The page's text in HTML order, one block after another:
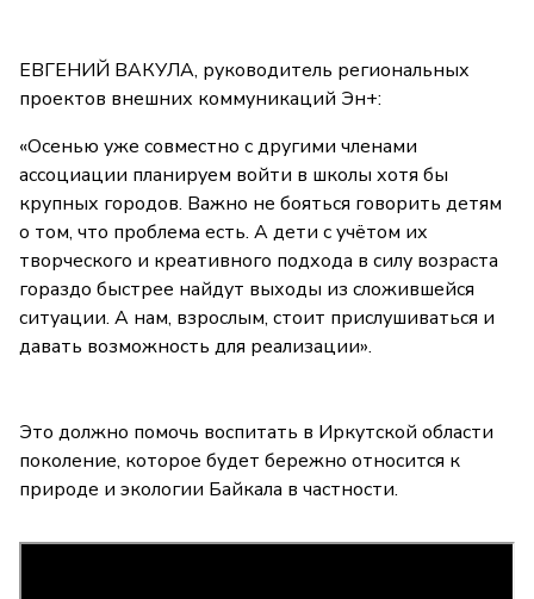
ЕВГЕНИЙ ВАКУЛА, руководитель региональных
проектов внешних коммуникаций Эн+:
«Осенью уже совместно с другими членами
ассоциации планируем войти в школы хотя бы
крупных городов. Важно не бояться говорить детям
о том, что проблема есть. А дети с учётом их
творческого и креативного подхода в силу возраста
гораздо быстрее найдут выходы из сложившейся
ситуации. А нам, взрослым, стоит прислушиваться и
давать возможность для реализации».
Это должно помочь воспитать в Иркутской области
поколение, которое будет бережно относится к
природе и экологии Байкала в частности.